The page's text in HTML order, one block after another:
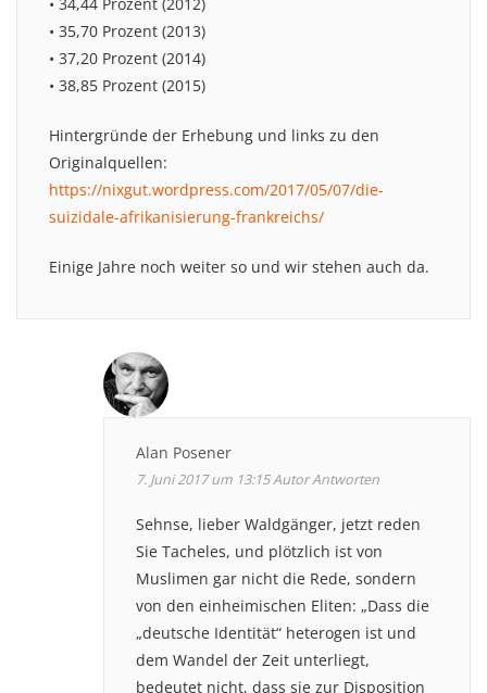
• 35,70 Prozent (2013)
• 37,20 Prozent (2014)
• 38,85 Prozent (2015)
Hintergründe der Erhebung und links zu den
Originalquellen:
https://nixgut.wordpress.com/2017/05/07/die-
suizidale-afrikanisierung-frankreichs/
Einige Jahre noch weiter so und wir stehen auch da.
Alan Posener
7. Juni 2017 um 13:15AutorAntworten
Sehnse, lieber Waldgänger, jetzt reden
Sie Tacheles, und plötzlich ist von
Muslimen gar nicht die Rede, sondern
von den einheimischen Eliten: „Dass die
„deutsche Identität“ heterogen ist und
dem Wandel der Zeit unterliegt,
bedeutet nicht, dass sie zur Disposition